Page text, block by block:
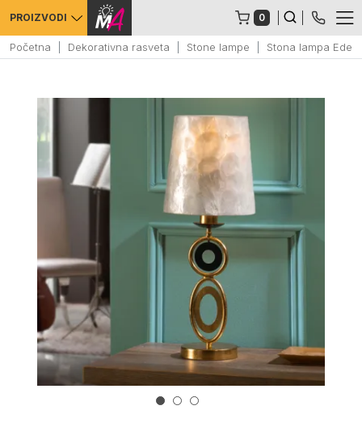
PROIZVODI 0
Početna Dekorativna rasveta Stone lampe Stona lampa Eden